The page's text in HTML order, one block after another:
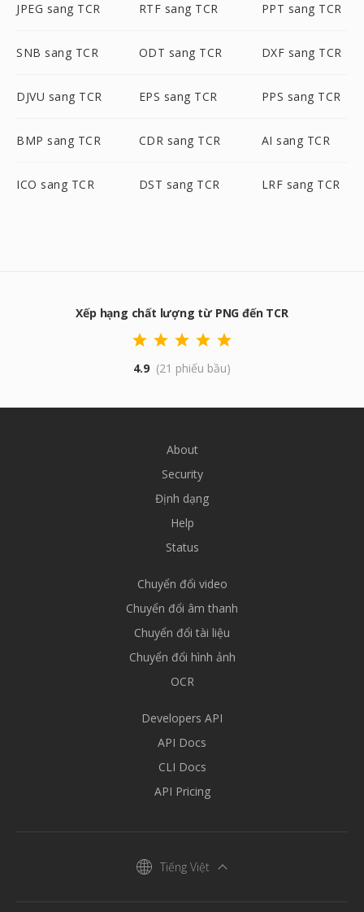
JPEG sang TCR RTF sang TCR PPT sang TCR
SNB sang TCR ODT sang TCR DXF sang TCR
DJVU sang TCR EPS sang TCR PPS sang TCR
BMP sang TCR CDR sang TCR AI sang TCR
ICO sang TCR DST sang TCR LRF sang TCR
Xếp hạng chất lượng từ PNG đến TCR
4.9 (21 phiếu bầu)
About
Security
Định dạng
Help
Status
Chuyển đổi video
Chuyển đổi âm thanh
Chuyển đổi tài liệu
Chuyển đổi hình ảnh
OCR
Developers API
API Docs
CLI Docs
API Pricing
Tiếng Việt